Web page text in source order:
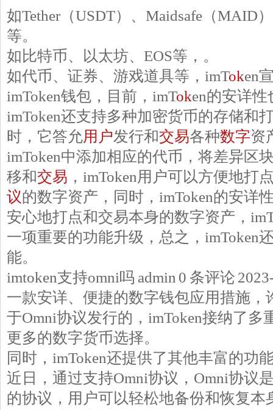
如Tether（USDT）、Maidsafe（MAID
等。
如比特币、以太坊、EOS等，。
如代币、证券、游戏道具等，imToken
imToken钱包，目前，imToken的安详性
imToken还支持多种加密货币的存储和
时，它答允用户发行和交易各种数字资
imToken中添加相应的代币，将差异区
移和交易 ，imToken用户可以方便地打
议的数字资产，同时，imToken的安详
安心地打点和交易本身的数字资产，
一项重要的功能升级，总之，imToken
能。
imtoken支持omni吗 admin 0 条评论
一款安详、便捷的数字钱包应用措施，
于Omni协议发行的，imToken接纳了多
更多的数字货币选择。
同时，imToken还提供了其他丰富的功
近日，通过支持Omni协议，Omni协议
的协议，用户可以轻松地备份和恢复本